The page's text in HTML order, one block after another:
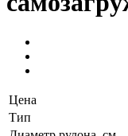
Цена
Тип